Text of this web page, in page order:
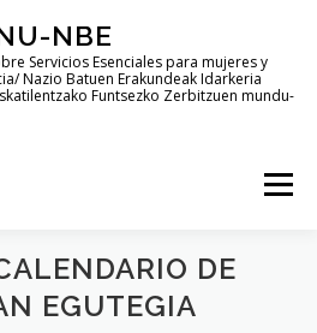
NBE
Servicios Esenciales para mujeres y
Nazio Batuen Erakundeak Idarkeria
Funtsezko Zerbitzuen mundu-
Menú
PRIBATUA
DE
EGUTEGIA